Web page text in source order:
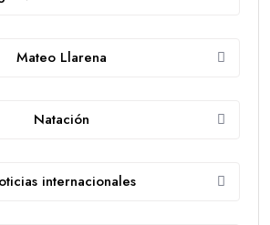
Mateo Llarena
Natación
internacionales